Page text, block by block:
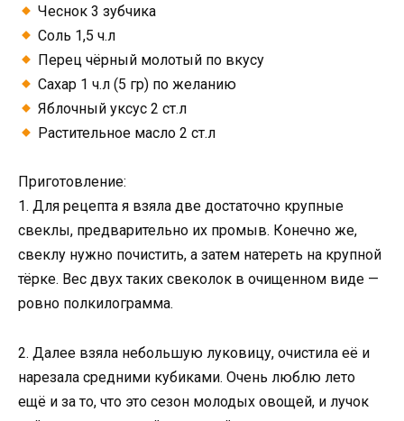
Чеснок 3 зубчика
Соль 1,5 ч.л
Перец чёрный молотый по вкусу
Сахар 1 ч.л (5 гр) по желанию
Яблочный уксус 2 ст.л
Растительное масло 2 ст.л
Приготовление:
1. Для рецепта я взяла две достаточно крупные
свеклы, предварительно их промыв. Конечно же,
свеклу нужно почистить, а затем натереть на крупной
тёрке. Вес двух таких свеколок в очищенном виде —
ровно полкилограмма.
2. Далее взяла небольшую луковицу, очистила её и
нарезала средними кубиками. Очень люблю лето
ещё и за то, что это сезон молодых овощей, и лучок